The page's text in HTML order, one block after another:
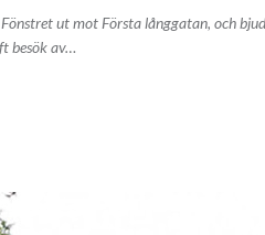
ut mot Första långgatan, och
besök av…